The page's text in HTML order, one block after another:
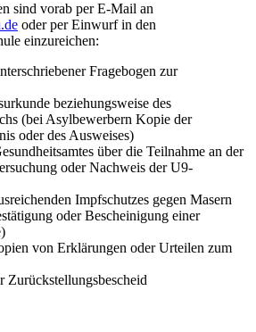
sind vorab per E-Mail an
oder per Einwurf in den
einzureichen:
Fragebogen zur
beziehungsweise des
(bei Asylbewerbern Kopie der
oder des Ausweises)
über die Teilnahme an der
oder Nachweis der U9-
Impfschutzes gegen Masern
oder Bescheinigung einer
von Erklärungen oder Urteilen zum
Zurückstellungsbescheid